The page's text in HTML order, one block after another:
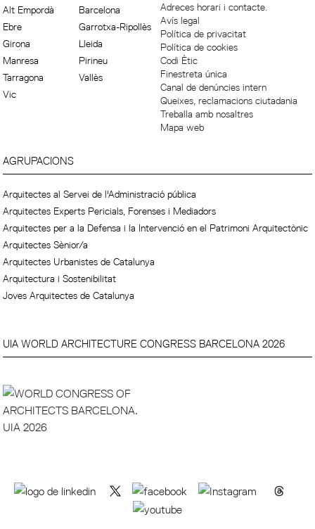
Alt Empordà
Barcelona
Ebre
Garrotxa-Ripollès
Girona
Lleida
Manresa
Pirineu
Tarragona
Vallès
Vic
Adreces horari i contacte.
Avís legal
Política de privacitat
Política de cookies
Codi Ètic
Finestreta única
Canal de denúncies intern
Queixes, reclamacions ciutadania
Treballa amb nosaltres
Mapa web
AGRUPACIONS
Arquitectes al Servei de l'Administració pública
Arquitectes Experts Pericials, Forenses i Mediadors
Arquitectes per a la Defensa i la Intervenció en el Patrimoni Arquitectònic
Arquitectes Sènior/a
Arquitectes Urbanistes de Catalunya
Arquitectura i Sostenibilitat
Joves Arquitectes de Catalunya
UIA WORLD ARCHITECTURE CONGRESS BARCELONA 2026